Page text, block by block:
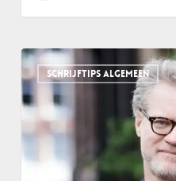
SCHRIJFTIPS ALGEMEEN
Podcast:
zo
werkt
en
schrijft
journalist